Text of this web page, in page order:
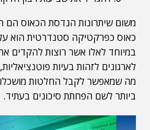
משום שיתרונות הנדסת הכאוס הם
כאוס כפרקטיקה סטנדרטית הוא
במיוחד לאלו אשר רוצות להקדים
לארגונים לזהות בעיות
מה שמאפשר לקבל החלטות
ביותר לשם הפחתת סיכונים בעתיד.